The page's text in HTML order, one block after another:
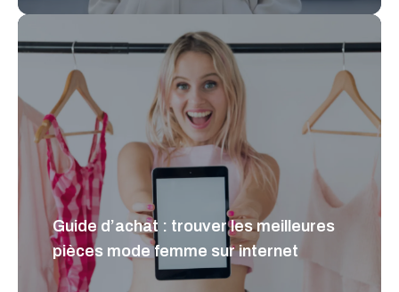
Guide d’achat : trouver les meilleures
pièces mode femme sur internet